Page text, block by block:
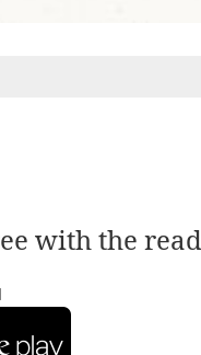
with the